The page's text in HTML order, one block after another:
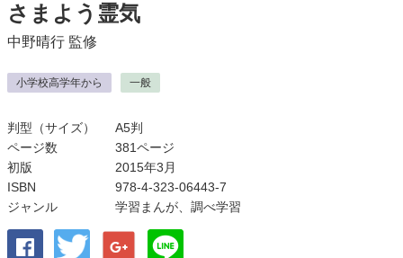
さまよう霊気
中野晴行 監修
小学校高学年から 一般
判型（サイズ）
A5判
ページ数
381ページ
初版
2015年3月
ISBN
978-4-323-06443-7
ジャンル
学習まんが 調べ学習